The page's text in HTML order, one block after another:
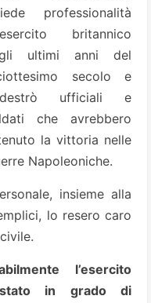
professionalità
britannico
ultimi anni del
secolo e
ufficiali e
che avrebbero
la vittoria nelle
Napoleoniche.
insieme alla
lo resero caro
l’esercito
stato in grado di